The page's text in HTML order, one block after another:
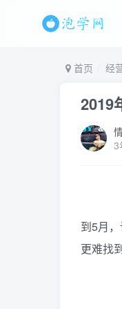
首页 经
2019
3
到5月
更难找